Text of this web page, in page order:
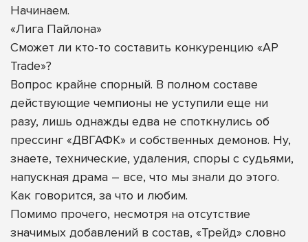
Начинаем.
«Лига Пайлона»
Сможет ли кто-то составить конкуренцию «AP
Trade»?
Вопрос крайне спорный. В полном составе
действующие чемпионы не уступили еще ни
разу, лишь однажды едва не споткнулись об
прессинг «ДВГАФК» и собственных демонов. Ну,
знаете, технические, удаления, споры с судьями,
напускная драма – все, что мы знали до этого.
Как говорится, за что и любим.
Помимо прочего, несмотря на отсутствие
значимых добавлений в состав, «Трейд» словно